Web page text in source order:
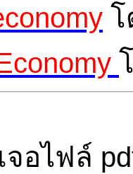
โ
ไฟล์